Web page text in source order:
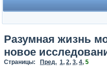
Разумная жизнь
новое
Страницы: Пред. 1, 2, 3, 4, 5